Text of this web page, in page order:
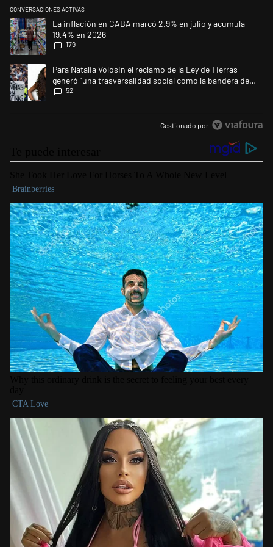
CONVERSACIONES ACTIVAS
Este listado muestra los artículos con más comentarios en los últimos
Un artículo de tendencia con el título "La inflación en CABA marcó
La inflación en CABA marcó 2,9% en julio y acumula
19,4% en 2026
179
Un artículo de tendencia con el título "Para Natalia Volosin el reclamo
Para Natalia Volosin el reclamo de la Ley de Tierras
generó "una trasversalidad social como la bandera de
Malvinas"
52
Gestionado por